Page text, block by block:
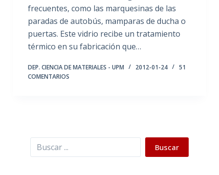
frecuentes, como las marquesinas de las
paradas de autobús, mamparas de ducha o
puertas. Este vidrio recibe un tratamiento
térmico en su fabricación que…
DEP. CIENCIA DE MATERIALES - UPM 2012-01-24
51
COMENTARIOS
Buscar Buscar